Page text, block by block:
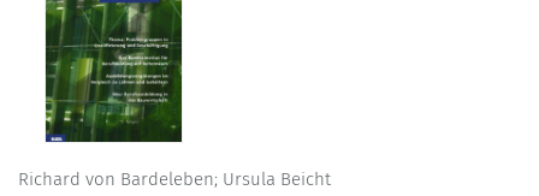
Richard von Bardeleben; Ursula Beicht